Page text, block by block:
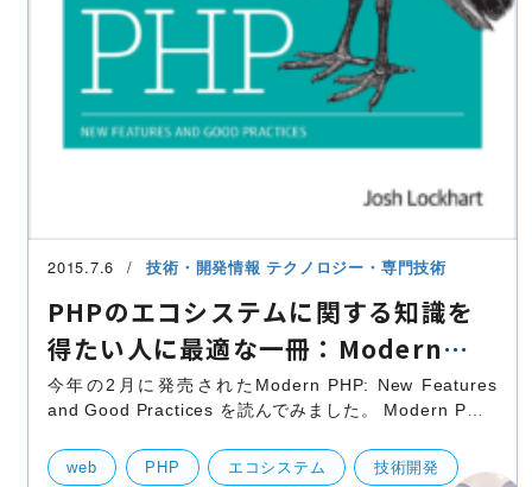
2015.7.6 技術・開発情報 テクノロジー・専門技術
PHPのエコシステムに関する知識を
得たい人に最適な一冊：Modern
PHP
今年の2月に発売されたModern PHP: New Features
and Good Practices を読んでみました。 Modern PHP:
Lockhart)について PHPの初心者向けのガイドとして有
web PHP エコシステム 技術開発